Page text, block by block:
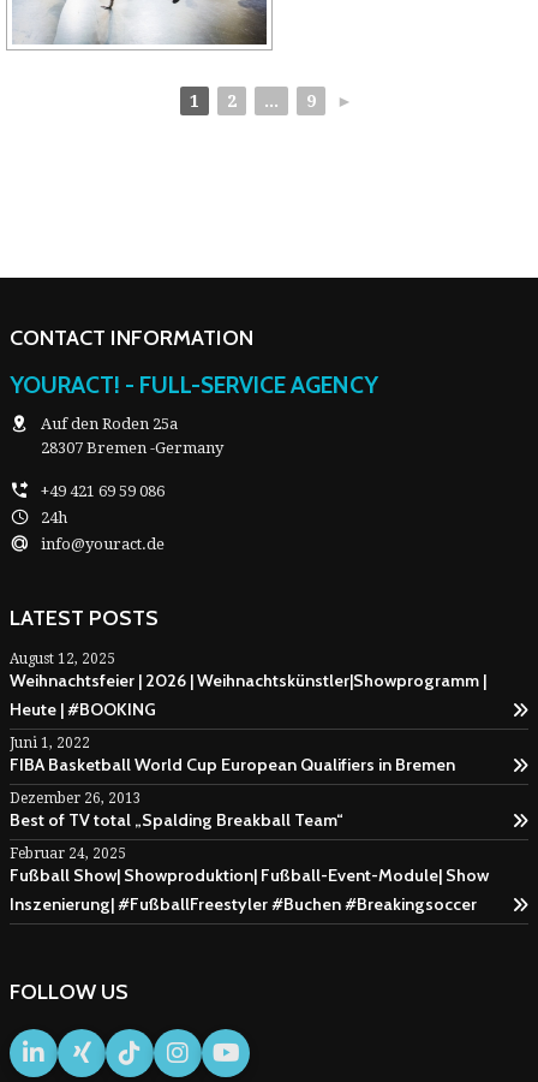
1 2 ... 9 ►
CONTACT INFORMATION
YOURACT! - FULL-SERVICE AGENCY
Auf den Roden 25a
28307 Bremen -Germany
+49 421 69 59 086
24h
info@youract.de
LATEST POSTS
August 12, 2025
Weihnachtsfeier | 2026 | Weihnachtskünstler|Showprogramm |
Heute | #BOOKING
Juni 1, 2022
FIBA Basketball World Cup European Qualifiers in Bremen
Dezember 26, 2013
Best of TV total „Spalding Breakball Team“
Februar 24, 2025
Fußball Show| Showproduktion| Fußball-Event-Module| Show
Inszenierung| #FußballFreestyler #Buchen #Breakingsoccer
FOLLOW US